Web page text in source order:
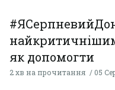
як допомогти
2 хв на прочитання 05